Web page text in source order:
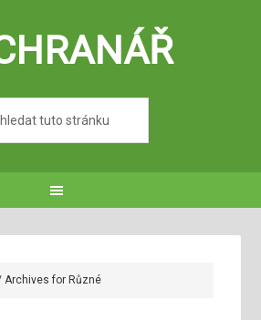
Archives for Různé